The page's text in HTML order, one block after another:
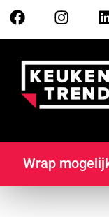
Wrap